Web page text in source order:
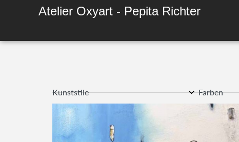
Atelier Oxyart - Pepita Richter
Kunststile Farben